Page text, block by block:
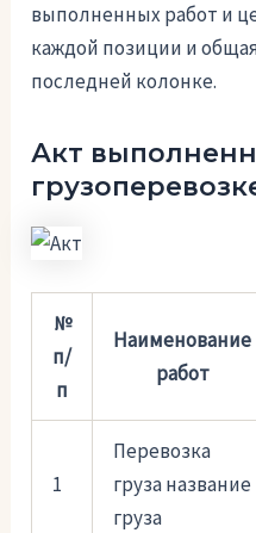
выполненных работ и
каждой позиции и
последней колонке.
Акт
№
п/
п
Наименование
работ
1
Перевозка
груза название
груза